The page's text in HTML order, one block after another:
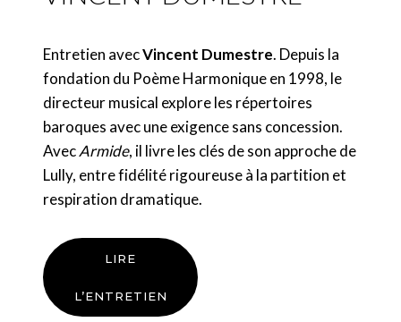
Normandie, le Département de la Seine-Maritime et la Ville de
Rouen.
Le Poème Harmonique est en résidence à la Fondation Singer-
Polignac en tant qu’artiste associé.
Pour ses projets en Normandie, le Poème Harmonique bénéficie
du soutien du Fonds Haplotès.
Entretien avecVincent Dumestre. Depuis la
fondation du Poème Harmonique en 1998, le
directeur musical explore les répertoires
baroques avec une exigence sans concession.
AvecArmide, il livre les clés de son approche de
Lully, entre fidélité rigoureuse à la partition et
respiration dramatique.
LIRE
L’ENTRETIEN